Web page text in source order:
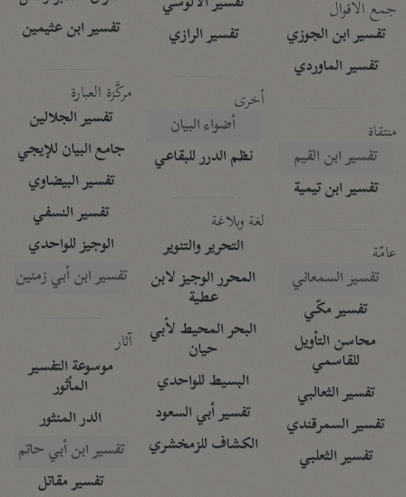
جمع الأقوال
تفسير ابن الجوزي
تفسير الماوردي
منتقاة
تفسير ابن القيم
تفسير ابن تيمية
عامّة
تفسير السمعاني
تفسير مكّي
محاسن التأويل
للقاسمي
تفسير الثعالبي
تفسير السمرقندي
تفسير الثعلبي
تفسير الرازي
أخرى
أضواء البيان
نظم الدرر للبقاعي
لغة وبلاغة
التحرير والتنوير
المحرر الوجيز لابن
عطية
البحر المحيط لأبي
حيان
البسيط للواحدي
تفسير أبي السعود
الكشاف للزمخشري
تفسير ابن عثيمين
مركَّزة العبارة
تفسير الجلالين
جامع البيان للإيجي
تفسير البيضاوي
تفسير النسفي
الوجيز للواحدي
تفسير ابن أبي زمنين
آثار
موسوعة التفسير
المأثور
الدر المنثور
تفسير ابن أبي حاتم
تفسير مقاتل